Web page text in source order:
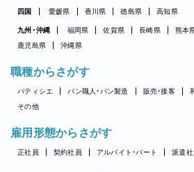
四国 愛媛県 香川県 徳島県 高知県
九州・沖縄 福岡県 佐賀県 長崎県 熊本
鹿児島県
沖縄県
職種からさがす
パティシエ パン職人・パン製造 販売・接客
その他
雇用形態からさがす
正社員 契約社員 アルバイト・パート 派遣社